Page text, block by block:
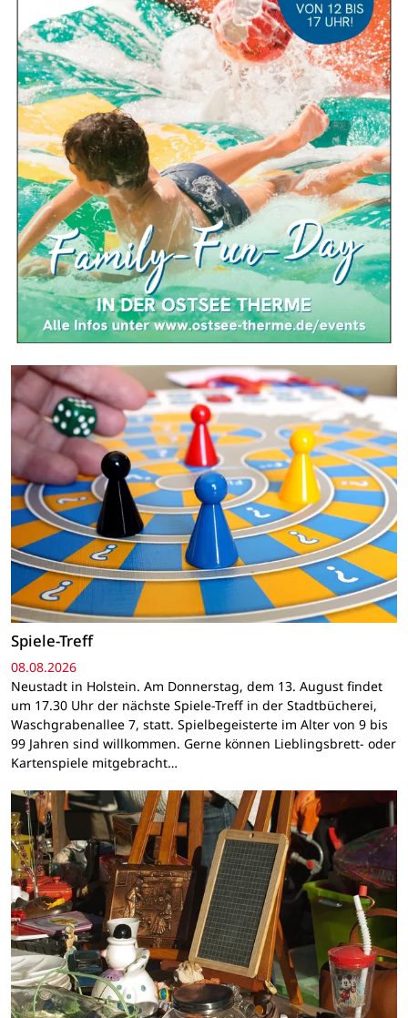
Spiele-Treff
08.08.2026
Neustadt in Holstein. Am Donnerstag, dem 13. August findet
um 17.30 Uhr der nächste Spiele-Treff in der Stadtbücherei,
Waschgrabenallee 7, statt. Spielbegeisterte im Alter von 9 bis
99 Jahren sind willkommen. Gerne können Lieblingsbrett- oder
Kartenspiele mitgebracht…